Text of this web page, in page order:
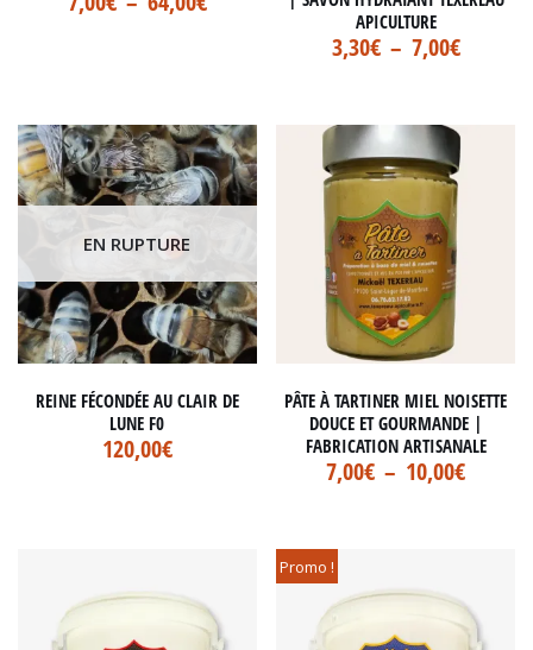
APICULTURE
3,30€ – 7,00€
EN RUPTURE
REINE FÉCONDÉE AU CLAIR DE
LUNE F0
120,00€
PÂTE À TARTINER MIEL NOISETTE
DOUCE ET GOURMANDE |
FABRICATION ARTISANALE
7,00€ – 10,00€
Promo !